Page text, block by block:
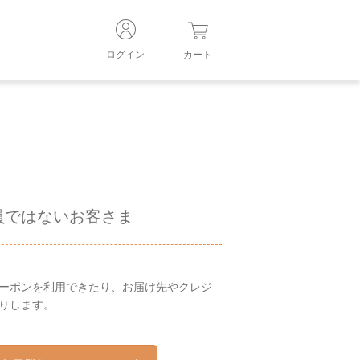
ログイン カート
ではないお客さま
ポンを利用できたり、お届け先やクレジ
します。